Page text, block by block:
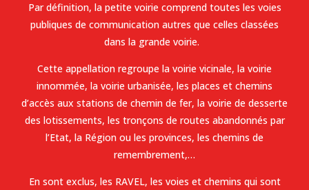
Par définition, la petite voirie comprend toutes les voies
publiques de communication autres que celles classées
dans la grande voirie.
Cette appellation regroupe la voirie vicinale, la voirie
innommée, la voirie urbanisée, les places et chemins
d’accès aux stations de chemin de fer, la voirie de desserte
des lotissements, les tronçons de routes abandonnés par
l’Etat, la Région ou les provinces, les chemins de
remembrement,…
En sont exclus, les RAVEL, les voies et chemins qui sont